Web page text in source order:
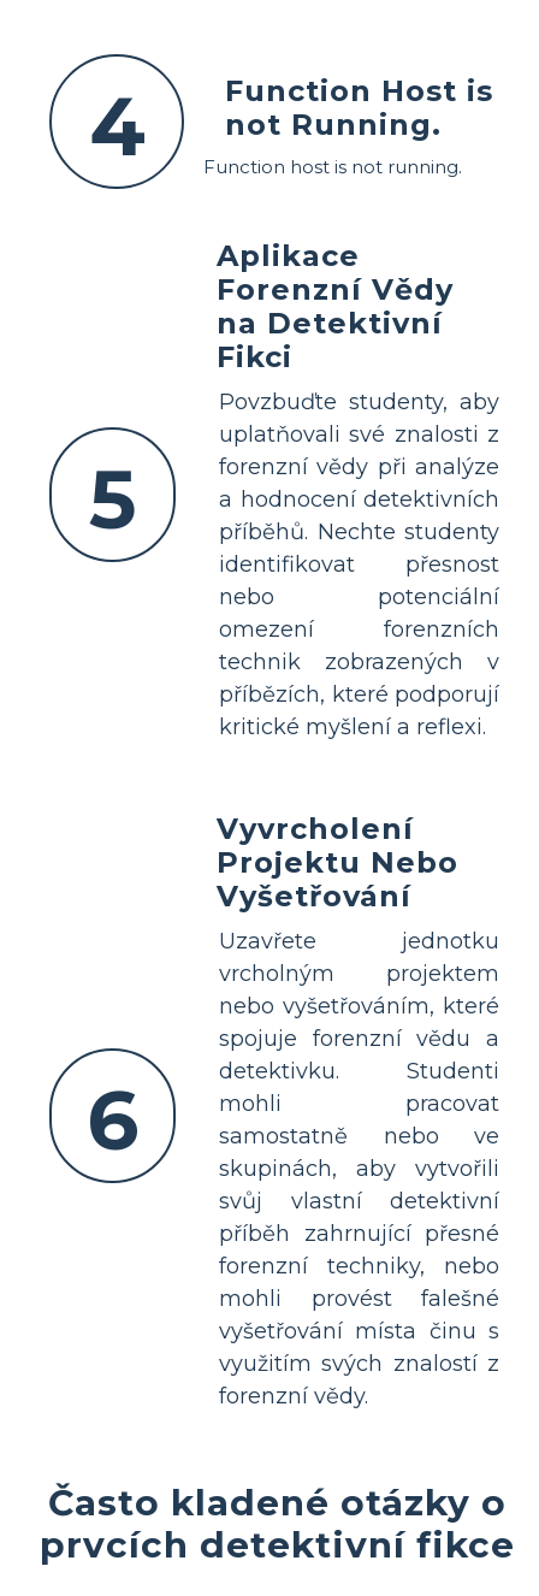
4
Function Host is
not Running.
Function host is not running.
5
Aplikace
Forenzní Vědy
na Detektivní
Fikci
Povzbuďte studenty, aby
uplatňovali své znalosti z
forenzní vědy při analýze
a hodnocení detektivních
příběhů. Nechte studenty
identifikovat přesnost
nebo potenciální
omezení forenzních
technik zobrazených v
příbězích, které podporují
kritické myšlení a reflexi.
6
Vyvrcholení
Projektu Nebo
Vyšetřování
Uzavřete jednotku
vrcholným projektem
nebo vyšetřováním, které
spojuje forenzní vědu a
detektivku. Studenti
mohli pracovat
samostatně nebo ve
skupinách, aby vytvořili
svůj vlastní detektivní
příběh zahrnující přesné
forenzní techniky, nebo
mohli provést falešné
vyšetřování místa činu s
využitím svých znalostí z
forenzní vědy.
Často kladené otázky o
prvcích detektivní fikce